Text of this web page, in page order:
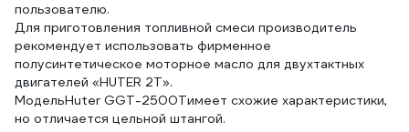
пользователю.
Для приготовления топливной смеси производитель
рекомендует использовать фирменное
полусинтетическое моторное масло для двухтактных
двигателей «HUTER 2T».
МодельHuter GGT-2500Tимеет схожие характеристики,
но отличается цельной штангой.